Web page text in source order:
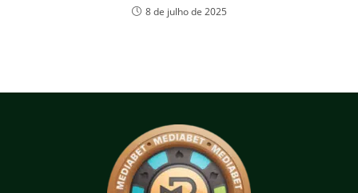
8 de julho de 2025